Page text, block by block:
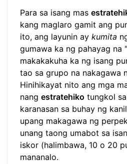
Para sa isang mas
kang maglaro gamit ang
ito, ang layunin ay kumita
gumawa ka ng pahayag na
makakakuha ka ng isang
tao sa grupo na nakagawa
Hinihikayat nito ang mga
nang estratehiko tungkol
karanasan sa buhay ng
upang makagawa ng
unang taong umabot sa
iskor (halimbawa, 10 o 20
mananalo.